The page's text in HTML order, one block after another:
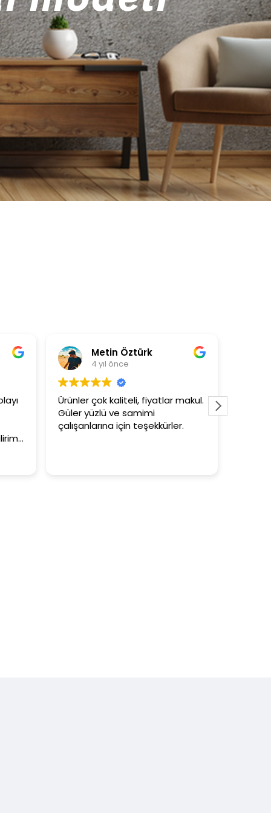
Metin Öztürk
4 yıl önce
Ürünler çok kaliteli, fiyatlar makul.
Güler yüzlü ve samimi
çalışanlarına için teşekkürler.
3+1 evin
tutar